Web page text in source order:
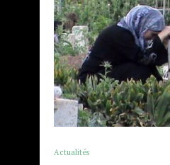
Actualités